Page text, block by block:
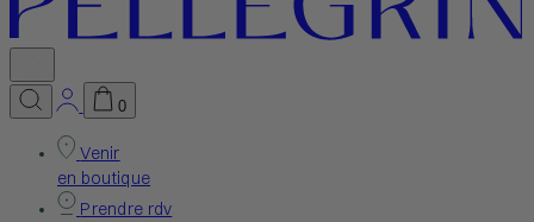
0
Venir
en boutique
Prendre rdv